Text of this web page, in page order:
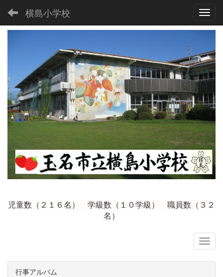
横島小学校
児童数（２１６名） 学級数（１０学級） 職員数（３２
名）
行事アルバム